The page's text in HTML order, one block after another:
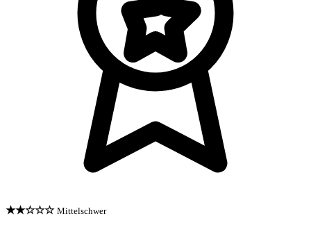
★★☆☆☆ Mittelschwer